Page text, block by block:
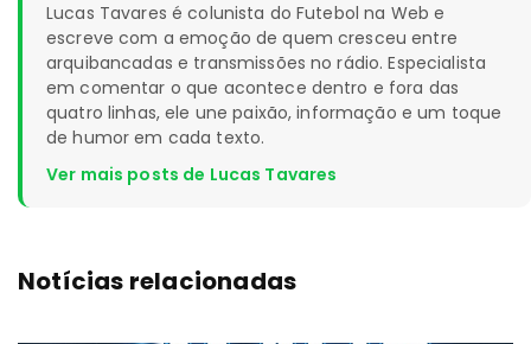
Lucas Tavares é colunista do Futebol na Web e
escreve com a emoção de quem cresceu entre
arquibancadas e transmissões no rádio. Especialista
em comentar o que acontece dentro e fora das
quatro linhas, ele une paixão, informação e um toque
de humor em cada texto.
Ver mais posts de Lucas Tavares
Notícias relacionadas